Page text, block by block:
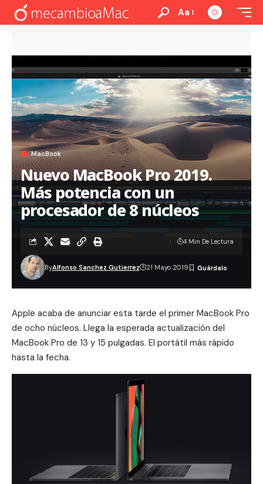
Aa
MacBook
Nuevo MacBook Pro 2019.
Más potencia con un
procesador de 8 núcleos
ByAlfonso Sanchez Gutierrez 21 Mayo 2019
4 Min De Lectura
Apple acaba de anunciar esta tarde el primer MacBook Pro
de ocho núcleos. Llega la esperada actualización del
MacBook Pro de 13 y 15 pulgadas. El portátil más rápido
hasta la fecha.